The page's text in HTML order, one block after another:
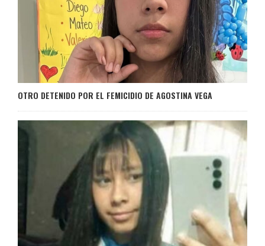
OTRO DETENIDO POR EL FEMICIDIO DE AGOSTINA VEGA